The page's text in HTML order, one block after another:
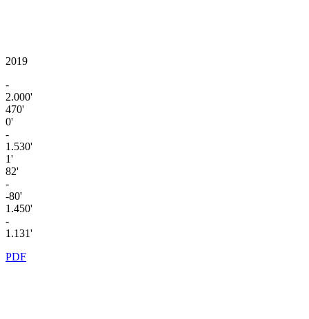
2019
-
2.000'
470'
0'
-
1.530'
1'
82'
-
-80'
1.450'
-
1.131'
PDF